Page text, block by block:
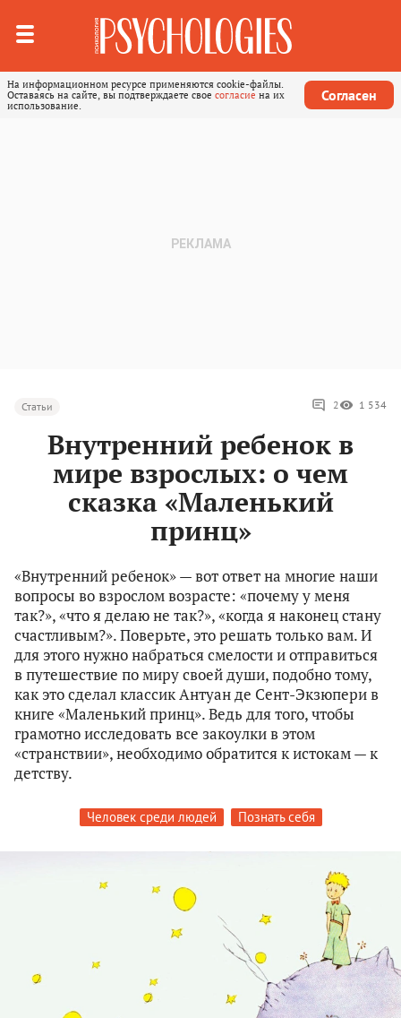
На информационном ресурсе применяются cookie-файлы.
Оставаясь на сайте, вы подтверждаете свое согласие на их
использование.
Согласен
Статьи 2 1 534
Внутренний ребенок в
мире взрослых: о чем
сказка «Маленький
принц»
«Внутренний ребенок» — вот ответ на многие наши
вопросы во взрослом возрасте: «почему у меня
так?», «что я делаю не так?», «когда я наконец стану
счастливым?». Поверьте, это решать только вам. И
для этого нужно набраться смелости и отправиться
в путешествие по миру своей души, подобно тому,
как это сделал классик Антуан де Сент-Экзюпери в
книге «Маленький принц». Ведь для того, чтобы
грамотно исследовать все закоулки в этом
«странствии», необходимо обратится к истокам — к
детству.
Человек среди людей Познать себя